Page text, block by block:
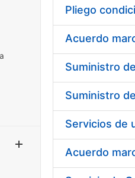
Erakutsi/
Pliego
Acuerdo
Acuerdo